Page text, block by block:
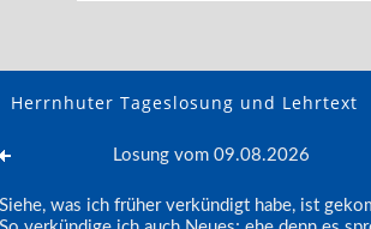
Herrnhuter Tageslosung und Lehrtext